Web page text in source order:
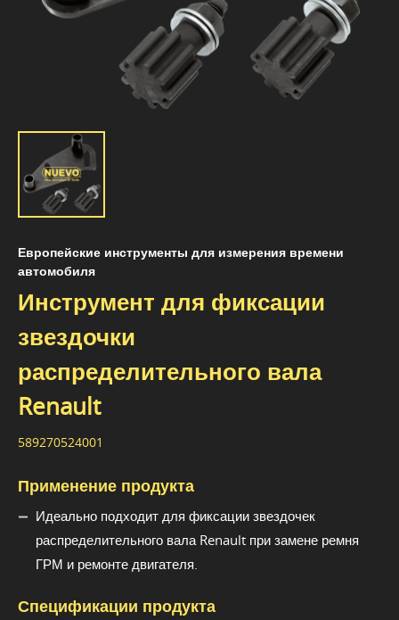
Европейские инструменты для измерения времени
автомобиля
Инструмент для фиксации
звездочки
распределительного вала
Renault
589270524001
Применение продукта
Идеально подходит для фиксации звездочек
распределительного вала Renault при замене ремня
ГРМ и ремонте двигателя.
Спецификации продукта